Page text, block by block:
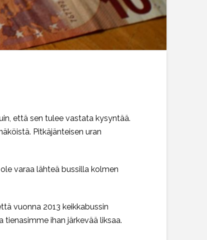
että sen tulee vastata kysyntää.
Pitkäjänteisen uran
varaa lähteä bussilla kolmen
vuonna 2013 keikkabussin
ihan järkevää liksaa.